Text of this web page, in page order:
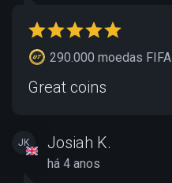
290.000 moedas FIFA
Great coins
JK Josiah K.
há 4 anos